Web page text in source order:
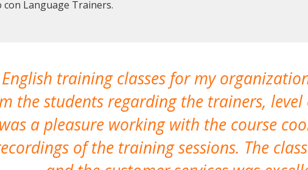
Language Trainers.
training classes for my
the students regarding the trainers,
a pleasure working with the course
of the training sessions. The